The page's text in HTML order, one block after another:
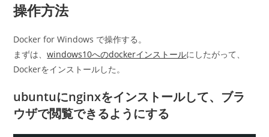
操作方法
Docker for Windows で操作する。
まずは、windows10へのdockerインストールにしたがって、
Dockerをインストールした。
ubuntuにnginxをインストールして、ブラ
ウザで閲覧できるようにする